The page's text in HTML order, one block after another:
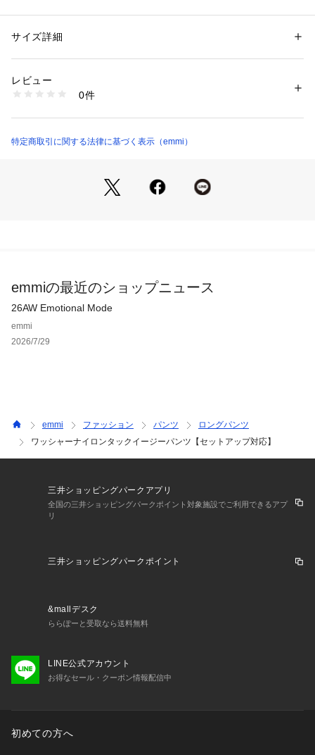
ウエストの内側には紐がついており、好みのサイズに調整可能
つくのでインナー透けの心配も少ないです。
【透け感】なし
【伸縮性】なし
またパソコン・スマートフォンなどの環境により、若干製品と
性別：レディース
素材：表地:ナイロン82%、綿10%、ポリウレタン8%/裏地:ポリエステル1
[WHT・MNT]インナー:ポリエステル100%
13WFP264028 （ショップ）
サイズ詳細
レビュー
0件
特定商取引に関する法律に基づく表示（emmi）
emmiの最近のショップニュース
26AW Emotional Mode
emmi
2026/7/29
emmi ファッション パンツ
ロングパンツ
ワッシャーナイロンタックイージーパンツ【セットアップ対応】
三井ショッピングパークアプリ
全国の三井ショッピングパークポイント対象施設でご利用できるアプ
リ
三井ショッピングパークポイント
&mallデスク
ららぽーと受取なら送料無料
LINE公式アカウント
お得なセール・クーポン情報配信中
初めての方へ